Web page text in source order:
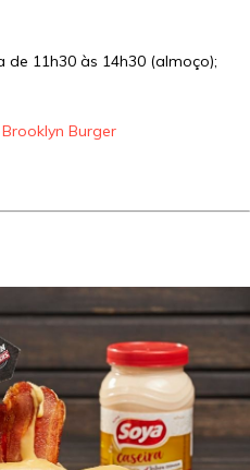
11h30 às 14h30 (almoço);
Brooklyn Burger